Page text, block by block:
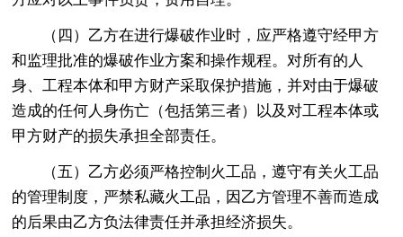
（四）乙方在进行爆破作业时，应严格遵守经甲方
和监理批准的爆破作业方案和操作规程。对所有的人
身、工程本体和甲方财产采取保护措施，并对由于爆破
造成的任何人身伤亡（包括第三者）以及对工程本体或
甲方财产的损失承担全部责任。
（五）乙方必须严格控制火工品，遵守有关火工品
的管理制度，严禁私藏火工品，因乙方管理不善而造成
的后果由乙方负法律责任并承担经济损失。